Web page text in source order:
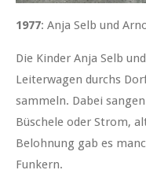
1977: Anja Selb und
Die Kinder Anja Selb
Leiterwagen durchs
sammeln. Dabei
Büschele oder Strom,
Belohnung gab es
Funkern.